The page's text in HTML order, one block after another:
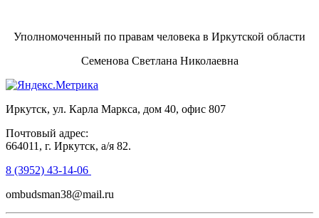
Уполномоченный по правам человека в Иркутской области
Семенова Светлана Николаевна
Иркутск, ул. Карла Маркса, дом 40, офис 807
Почтовый адрес:
664011, г. Иркутск, а/я 82.
8 (3952) 43-14-06
ombudsman38@mail.ru